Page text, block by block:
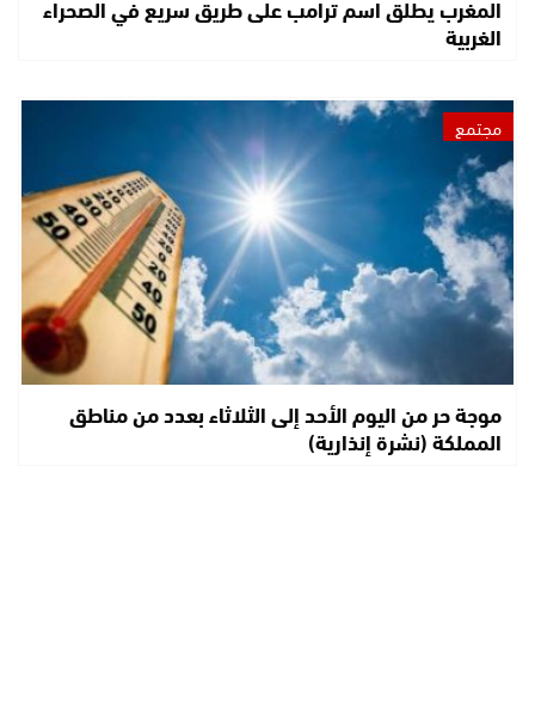
المغرب يطلق اسم ترامب على طريق سريع في الصحراء
الغربية
مجتمع
موجة حر من اليوم الأحد إلى الثلاثاء بعدد من مناطق
المملكة (نشرة إنذارية)